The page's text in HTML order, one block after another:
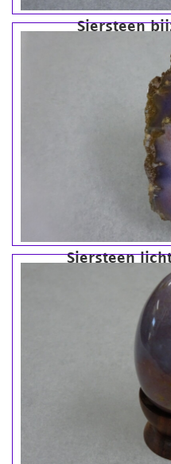
Siersteen
Siersteen